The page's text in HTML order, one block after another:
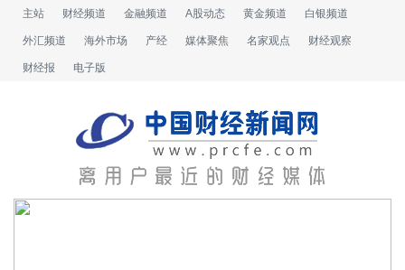
主站 财经频道 金融频道 A股动态 黄金频道 白银频道
外汇频道 海外市场 产经 媒体聚焦 名家观点 财经观察
财经报 电子版